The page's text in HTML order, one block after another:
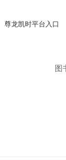
尊龙凯时平台入口
图